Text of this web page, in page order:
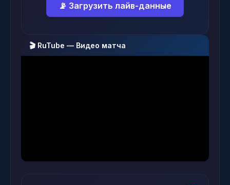
📡 Загрузить лайв-данные
🎬 RuTube — Видео матча